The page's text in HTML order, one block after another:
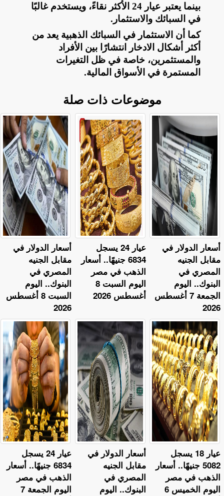
بينما يعتبر عيار 24 الأكثر نقاءً، ويستخدم غالبًا
في السبائك والاستثمار .
كما أن الاستثمار في السبائك الذهبية يعد من
أكثر أشكال الادخار انتشارًا بين الأفراد
والمستثمرين، خاصة في ظل التغيرات
المستمرة في الأسواق المالية.
موضوعات ذات صلة
أسعار الدولار في
مقابل الجنيه
المصري في
البنوك.. اليوم
السبت 8 أغسطس
2026
عيار 24 يسجل
6834 جنيهًا.. أسعار
الذهب في مصر
اليوم السبت 8
أغسطس 2026
أسعار الدولار في
مقابل الجنيه
المصري في
البنوك.. اليوم
الجمعة 7 أغسطس
2026
عيار 24 يسجل
6834 جنيهًا.. أسعار
الذهب في مصر
اليوم الجمعة 7
أسعار الدولار في
مقابل الجنيه
المصري في
البنوك.. اليوم
عيار 18 يسجل
5082 جنيهًا.. أسعار
الذهب في مصر
اليوم الخميس 6